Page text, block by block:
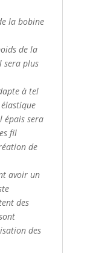
la bobine
de la
sera plus
à tel
épais sera
fil
de
avoir un
des
des